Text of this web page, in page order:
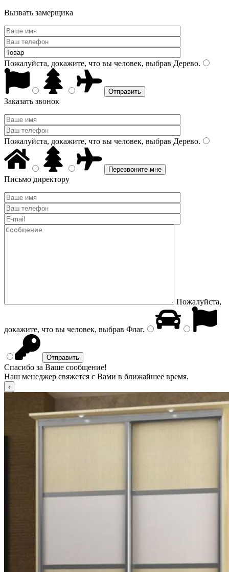
Вызвать замерщика
Пожалуйста, докажите, что вы человек, выбрав Дерево.
Заказать звонок
Пожалуйста, докажите, что вы человек, выбрав Дерево.
Письмо директору
Пожалуйста,
докажите, что вы человек, выбрав Флаг.
Спасибо за Ваше сообщение!
Наш менеджер свяжется с Вами в ближайшее время.